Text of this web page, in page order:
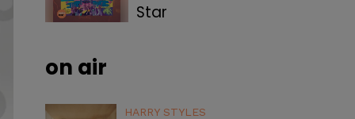
Star
on air
HARRY STYLES